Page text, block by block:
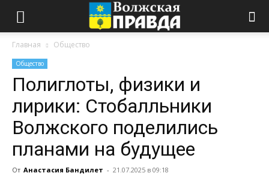
Главная Общество
Общество
Полиглоты, физики и
лирики: Стобалльники
Волжского поделились
планами на будущее
От Анастасия Бандилет - 21.07.2025 в 09:18